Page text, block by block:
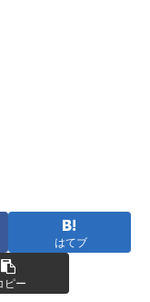
はてブ
ピー